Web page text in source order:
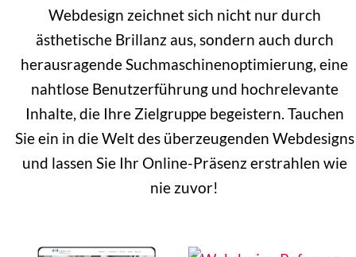
Webdesign zeichnet sich nicht nur durch
ästhetische Brillanz aus, sondern auch durch
herausragende Suchmaschinenoptimierung, eine
nahtlose Benutzerführung und hochrelevante
Inhalte, die Ihre Zielgruppe begeistern. Tauchen
Sie ein in die Welt des überzeugenden Webdesigns
und lassen Sie Ihr Online-Präsenz erstrahlen wie
nie zuvor!